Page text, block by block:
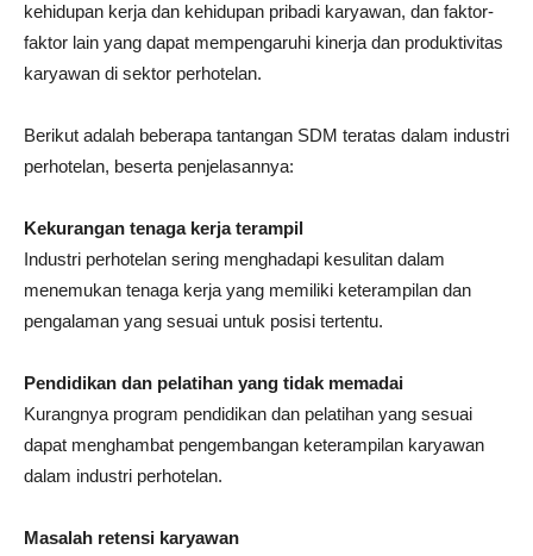
kehidupan kerja dan kehidupan pribadi karyawan, dan faktor-
faktor lain yang dapat mempengaruhi kinerja dan produktivitas
karyawan di sektor perhotelan.
Berikut adalah beberapa tantangan SDM teratas dalam industri
perhotelan, beserta penjelasannya:
Kekurangan tenaga kerja terampil
Industri perhotelan sering menghadapi kesulitan dalam
menemukan tenaga kerja yang memiliki keterampilan dan
pengalaman yang sesuai untuk posisi tertentu.
Pendidikan dan pelatihan yang tidak memadai
Kurangnya program pendidikan dan pelatihan yang sesuai
dapat menghambat pengembangan keterampilan karyawan
dalam industri perhotelan.
Masalah retensi karyawan